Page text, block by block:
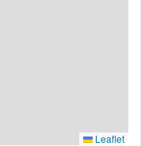
Leaflet